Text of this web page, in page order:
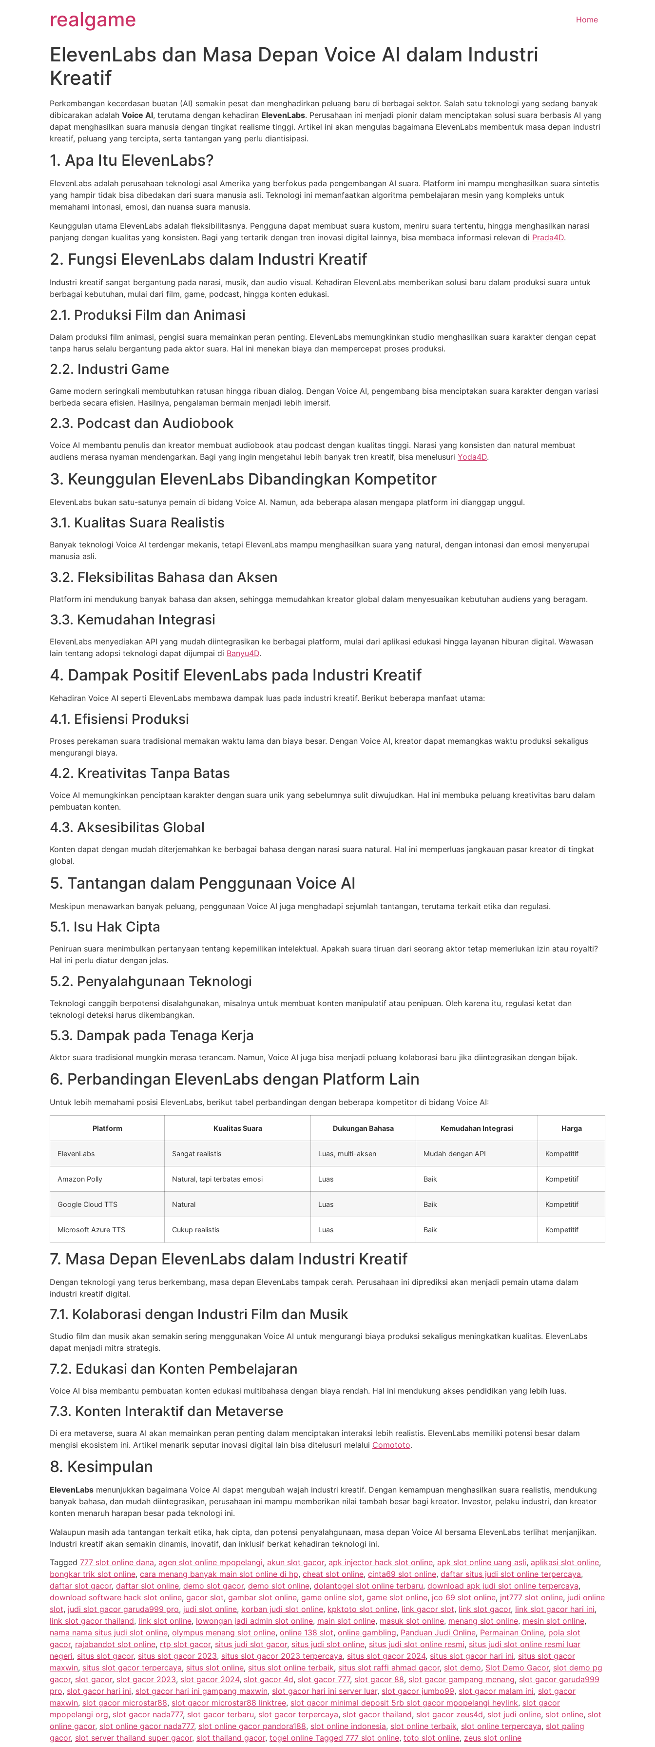
realgame Home
ElevenLabs dan Masa Depan Voice AI dalam Industri
Kreatif
Perkembangan kecerdasan buatan (AI) semakin pesat dan menghadirkan peluang baru di berbagai sektor. Salah satu teknologi yang sedang banyak
dibicarakan adalah Voice AI, terutama dengan kehadiran ElevenLabs. Perusahaan ini menjadi pionir dalam menciptakan solusi suara berbasis AI yang
dapat menghasilkan suara manusia dengan tingkat realisme tinggi. Artikel ini akan mengulas bagaimana ElevenLabs membentuk masa depan industri
kreatif, peluang yang tercipta, serta tantangan yang perlu diantisipasi.
1. Apa Itu ElevenLabs?
ElevenLabs adalah perusahaan teknologi asal Amerika yang berfokus pada pengembangan AI suara. Platform ini mampu menghasilkan suara sintetis
yang hampir tidak bisa dibedakan dari suara manusia asli. Teknologi ini memanfaatkan algoritma pembelajaran mesin yang kompleks untuk
memahami intonasi, emosi, dan nuansa suara manusia.
Keunggulan utama ElevenLabs adalah fleksibilitasnya. Pengguna dapat membuat suara kustom, meniru suara tertentu, hingga menghasilkan narasi
panjang dengan kualitas yang konsisten. Bagi yang tertarik dengan tren inovasi digital lainnya, bisa membaca informasi relevan di Prada4D.
2. Fungsi ElevenLabs dalam Industri Kreatif
Industri kreatif sangat bergantung pada narasi, musik, dan audio visual. Kehadiran ElevenLabs memberikan solusi baru dalam produksi suara untuk
berbagai kebutuhan, mulai dari film, game, podcast, hingga konten edukasi.
2.1. Produksi Film dan Animasi
Dalam produksi film animasi, pengisi suara memainkan peran penting. ElevenLabs memungkinkan studio menghasilkan suara karakter dengan cepat
tanpa harus selalu bergantung pada aktor suara. Hal ini menekan biaya dan mempercepat proses produksi.
2.2. Industri Game
Game modern seringkali membutuhkan ratusan hingga ribuan dialog. Dengan Voice AI, pengembang bisa menciptakan suara karakter dengan variasi
berbeda secara efisien. Hasilnya, pengalaman bermain menjadi lebih imersif.
2.3. Podcast dan Audiobook
Voice AI membantu penulis dan kreator membuat audiobook atau podcast dengan kualitas tinggi. Narasi yang konsisten dan natural membuat
audiens merasa nyaman mendengarkan. Bagi yang ingin mengetahui lebih banyak tren kreatif, bisa menelusuri Yoda4D.
3. Keunggulan ElevenLabs Dibandingkan Kompetitor
ElevenLabs bukan satu-satunya pemain di bidang Voice AI. Namun, ada beberapa alasan mengapa platform ini dianggap unggul.
3.1. Kualitas Suara Realistis
Banyak teknologi Voice AI terdengar mekanis, tetapi ElevenLabs mampu menghasilkan suara yang natural, dengan intonasi dan emosi menyerupai
manusia asli.
3.2. Fleksibilitas Bahasa dan Aksen
Platform ini mendukung banyak bahasa dan aksen, sehingga memudahkan kreator global dalam menyesuaikan kebutuhan audiens yang beragam.
3.3. Kemudahan Integrasi
ElevenLabs menyediakan API yang mudah diintegrasikan ke berbagai platform, mulai dari aplikasi edukasi hingga layanan hiburan digital. Wawasan
lain tentang adopsi teknologi dapat dijumpai di Banyu4D.
4. Dampak Positif ElevenLabs pada Industri Kreatif
Kehadiran Voice AI seperti ElevenLabs membawa dampak luas pada industri kreatif. Berikut beberapa manfaat utama:
4.1. Efisiensi Produksi
Proses perekaman suara tradisional memakan waktu lama dan biaya besar. Dengan Voice AI, kreator dapat memangkas waktu produksi sekaligus
mengurangi biaya.
4.2. Kreativitas Tanpa Batas
Voice AI memungkinkan penciptaan karakter dengan suara unik yang sebelumnya sulit diwujudkan. Hal ini membuka peluang kreativitas baru dalam
pembuatan konten.
4.3. Aksesibilitas Global
Konten dapat dengan mudah diterjemahkan ke berbagai bahasa dengan narasi suara natural. Hal ini memperluas jangkauan pasar kreator di tingkat
global.
5. Tantangan dalam Penggunaan Voice AI
Meskipun menawarkan banyak peluang, penggunaan Voice AI juga menghadapi sejumlah tantangan, terutama terkait etika dan regulasi.
5.1. Isu Hak Cipta
Peniruan suara menimbulkan pertanyaan tentang kepemilikan intelektual. Apakah suara tiruan dari seorang aktor tetap memerlukan izin atau royalti?
Hal ini perlu diatur dengan jelas.
5.2. Penyalahgunaan Teknologi
Teknologi canggih berpotensi disalahgunakan, misalnya untuk membuat konten manipulatif atau penipuan. Oleh karena itu, regulasi ketat dan
teknologi deteksi harus dikembangkan.
5.3. Dampak pada Tenaga Kerja
Aktor suara tradisional mungkin merasa terancam. Namun, Voice AI juga bisa menjadi peluang kolaborasi baru jika diintegrasikan dengan bijak.
6. Perbandingan ElevenLabs dengan Platform Lain
Untuk lebih memahami posisi ElevenLabs, berikut tabel perbandingan dengan beberapa kompetitor di bidang Voice AI:
Platform Kualitas Suara Dukungan Bahasa Kemudahan Integrasi Harga
ElevenLabs Sangat realistis Luas, multi-aksen Mudah dengan API Kompetitif
Amazon Polly Natural, tapi terbatas emosi Luas Baik Kompetitif
Google Cloud TTS Natural Luas Baik Kompetitif
Microsoft Azure TTS Cukup realistis Luas Baik Kompetitif
7. Masa Depan ElevenLabs dalam Industri Kreatif
Dengan teknologi yang terus berkembang, masa depan ElevenLabs tampak cerah. Perusahaan ini diprediksi akan menjadi pemain utama dalam
industri kreatif digital.
7.1. Kolaborasi dengan Industri Film dan Musik
Studio film dan musik akan semakin sering menggunakan Voice AI untuk mengurangi biaya produksi sekaligus meningkatkan kualitas. ElevenLabs
dapat menjadi mitra strategis.
7.2. Edukasi dan Konten Pembelajaran
Voice AI bisa membantu pembuatan konten edukasi multibahasa dengan biaya rendah. Hal ini mendukung akses pendidikan yang lebih luas.
7.3. Konten Interaktif dan Metaverse
Di era metaverse, suara AI akan memainkan peran penting dalam menciptakan interaksi lebih realistis. ElevenLabs memiliki potensi besar dalam
mengisi ekosistem ini. Artikel menarik seputar inovasi digital lain bisa ditelusuri melalui Comototo.
8. Kesimpulan
ElevenLabs menunjukkan bagaimana Voice AI dapat mengubah wajah industri kreatif. Dengan kemampuan menghasilkan suara realistis, mendukung
banyak bahasa, dan mudah diintegrasikan, perusahaan ini mampu memberikan nilai tambah besar bagi kreator. Investor, pelaku industri, dan kreator
konten menaruh harapan besar pada teknologi ini.
Walaupun masih ada tantangan terkait etika, hak cipta, dan potensi penyalahgunaan, masa depan Voice AI bersama ElevenLabs terlihat menjanjikan.
Industri kreatif akan semakin dinamis, inovatif, dan inklusif berkat kehadiran teknologi ini.
Tagged 777 slot online dana, agen slot online mpopelangi, akun slot gacor, apk injector hack slot online, apk slot online uang asli, aplikasi slot online,
bongkar trik slot online, cara menang banyak main slot online di hp, cheat slot online, cinta69 slot online, daftar situs judi slot online terpercaya,
daftar slot gacor, daftar slot online, demo slot gacor, demo slot online, dolantogel slot online terbaru, download apk judi slot online terpercaya,
download software hack slot online, gacor slot, gambar slot online, game online slot, game slot online, jco 69 slot online, jnt777 slot online, judi online
slot, judi slot gacor garuda999 pro, judi slot online, korban judi slot online, kpktoto slot online, link gacor slot, link slot gacor, link slot gacor hari ini,
link slot gacor thailand, link slot online, lowongan jadi admin slot online, main slot online, masuk slot online, menang slot online, mesin slot online,
nama nama situs judi slot online, olympus menang slot online, online 138 slot, online gambling, Panduan Judi Online, Permainan Online, pola slot
gacor, rajabandot slot online, rtp slot gacor, situs judi slot gacor, situs judi slot online, situs judi slot online resmi, situs judi slot online resmi luar
negeri, situs slot gacor, situs slot gacor 2023, situs slot gacor 2023 terpercaya, situs slot gacor 2024, situs slot gacor hari ini, situs slot gacor
maxwin, situs slot gacor terpercaya, situs slot online, situs slot online terbaik, situs slot raffi ahmad gacor, slot demo, Slot Demo Gacor, slot demo pg
gacor, slot gacor, slot gacor 2023, slot gacor 2024, slot gacor 4d, slot gacor 777, slot gacor 88, slot gacor gampang menang, slot gacor garuda999
pro, slot gacor hari ini, slot gacor hari ini gampang maxwin, slot gacor hari ini server luar, slot gacor jumbo99, slot gacor malam ini, slot gacor
maxwin, slot gacor microstar88, slot gacor microstar88 linktree, slot gacor minimal deposit 5rb slot gacor mpopelangi heylink, slot gacor
mpopelangi org, slot gacor nada777, slot gacor terbaru, slot gacor terpercaya, slot gacor thailand, slot gacor zeus4d, slot judi online, slot online, slot
online gacor, slot online gacor nada777, slot online gacor pandora188, slot online indonesia, slot online terbaik, slot online terpercaya, slot paling
gacor, slot server thailand super gacor, slot thailand gacor, togel online Tagged 777 slot online, toto slot online, zeus slot online